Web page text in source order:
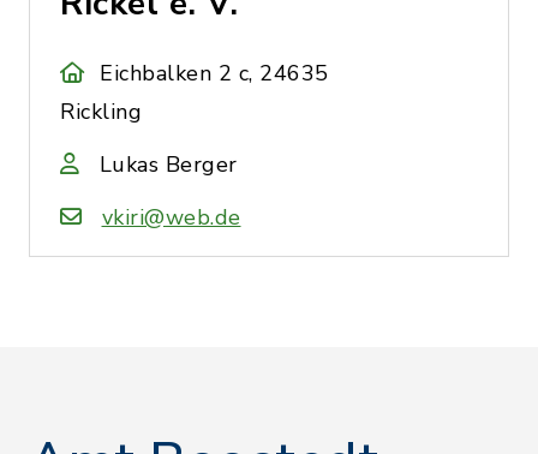
Eichbalken 2 c, 24635
Rickling
Lukas Berger
vkiri@web.de